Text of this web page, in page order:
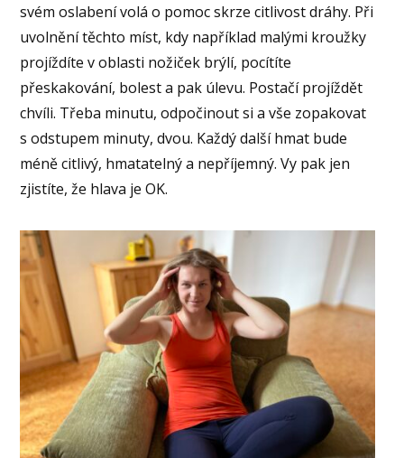
svém oslabení volá o pomoc skrze citlivost dráhy. Při
uvolnění těchto míst, kdy například malými kroužky
projíždíte v oblasti nožiček brýlí, pocítíte
přeskakování, bolest a pak úlevu. Postačí projíždět
chvíli. Třeba minutu, odpočinout si a vše zopakovat
s odstupem minuty, dvou. Každý další hmat bude
méně citlivý, hmatatelný a nepříjemný. Vy pak jen
zjistíte, že hlava je OK.